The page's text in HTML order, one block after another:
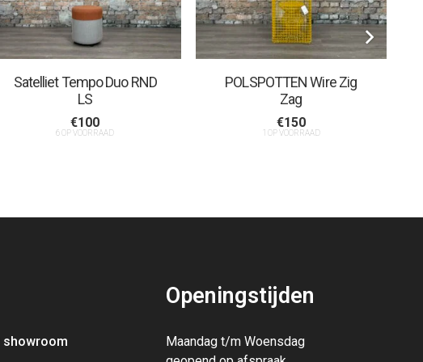
Satelliet Tempo Duo RND
LS
€100
6 OP VOORRAAD
POLSPOTTEN Wire Zig
Zag
€150
1 OP VOORRAAD
showroom
Openingstijden
Maandag t/m Woensdag